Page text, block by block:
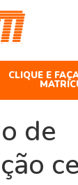
CLIQUE E
de